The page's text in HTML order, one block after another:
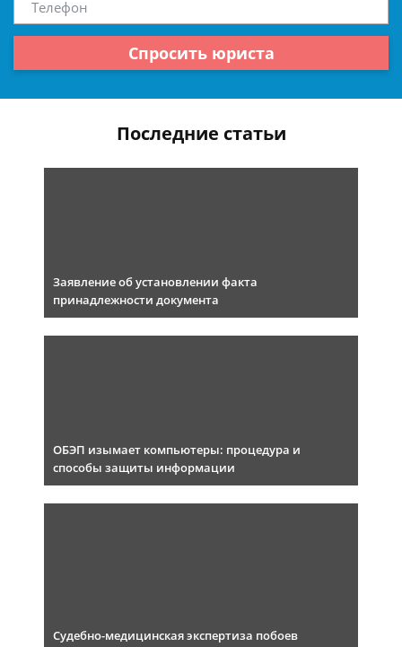
Спросить юриста
Последние статьи
Заявление об установлении факта
принадлежности документа
ОБЭП изымает компьютеры: процедура и
способы защиты информации
Судебно-медицинская экспертиза побоев